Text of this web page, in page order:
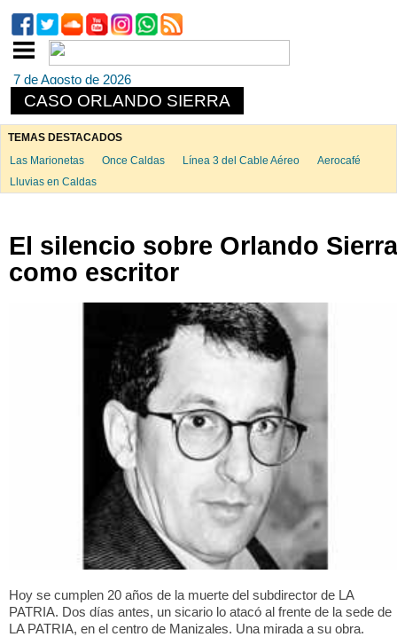
7 de Agosto de 2026
CASO ORLANDO SIERRA
TEMAS DESTACADOS
Las Marionetas
Once Caldas Línea 3 del Cable Aéreo
Aerocafé
Lluvias en Caldas
El silencio sobre Orlando Sierra
como escritor
Hoy se cumplen 20 años de la muerte del subdirector de LA
PATRIA. Dos días antes, un sicario lo atacó al frente de la sede de
LA PATRIA, en el centro de Manizales. Una mirada a su obra.